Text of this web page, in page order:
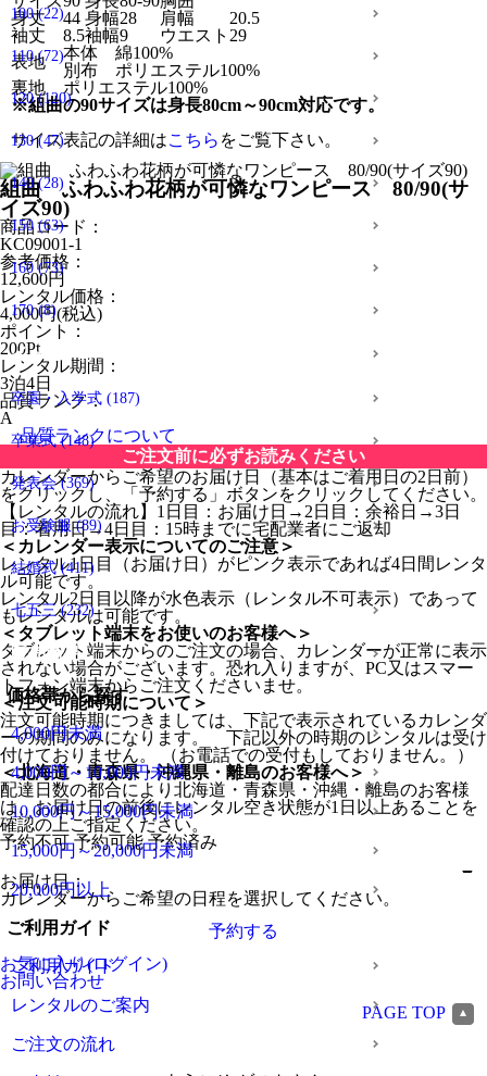
100(22)
110(72)
120(120)
130(47)
140(28)
150 (63)
160 (73)
170(8)
イベントから探す
卒園・入学式 (187)
卒業式(148)
発表会(369)
お受験服(89)
結婚式(411)
七五三(232)
販売商品
価格帯から探す
4,000円未満
4,000円～10,000円未満
10,000円～15,000円未満
15,000円～20,000円未満
20,000円以上
ご利用ガイド
ご利用ガイド
レンタルのご案内
ご注文の流れ
身丈
44 身幅28 肩幅
20.5
袖丈
8.5袖幅9 ウエスト 29
表地
本体 綿100%
別布 ポリエステル100%
裏地
ポリエステル100%
※組曲の90サイズは身長80cm～90cm対応です。
サイズ表記の詳細はこちら をご覧下さい。
組曲 ふわふわ花柄が可憐なワンピース 80/90(サ
イズ90)
商品コード：
KC09001-1
参考価格：
12,600円
レンタル価格：
4,000円(税込)
ポイント：
200Pt
レンタル期間：
3泊4日
品質ランク：
A
品質ランクについて
ご注文前に必ずお読みください
カレンダーからご希望のお届け日（基本はご着用日の2日前）
をクリックし、「予約する」ボタンをクリックしてください。
【レンタルの流れ】1日目：お届け日→2日目：余裕日→3日
目：着用日→4日目：15時までに宅配業者にご返却
＜カレンダー表示についてのご注意＞
レンタル1日目（お届け日）がピンク表示であれば4日間レンタ
ル可能です。
レンタル2日目以降が水色表示（レンタル不可表示）であって
もレンタルは可能です。
＜タブレット端末をお使いのお客様へ＞
タブレット端末からのご注文の場合、カレンダーが正常に表示
されない場合がございます。恐れ入りますが、PC又はスマー
トフォン端末からご注文くださいませ。
＜注文可能時期について＞
注文可能時期につきましては、下記で表示されているカレンダ
ーの期間のみになります。 下記以外の時期のレンタルは受け
付けておりません。 （お電話での受付もしておりません。）
＜北海道・青森県・沖縄県・離島のお客様へ＞
配達日数の都合により北海道・青森県・沖縄・離島のお客様
は、お届け日の前後にレンタル空き状態が1日以上あることを
確認の上ご指定ください。
予約不可 予約可能 予約済み
お届け日：
カレンダーからご希望の日程を選択してください。
予約する
お気に入り(ログイン)
お問い合わせ
PAGE TOP